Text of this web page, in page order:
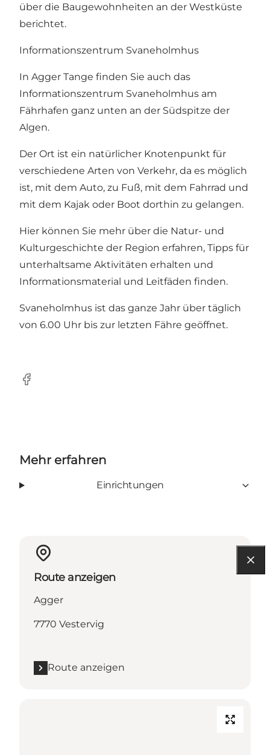
über die Baugewohnheiten an der Westküste
berichtet.
Informationszentrum Svaneholmhus
In Agger Tange finden Sie auch das
Informationszentrum Svaneholmhus am
Fährhafen ganz unten an der Südspitze der
Algen.
Der Ort ist ein natürlicher Knotenpunkt für
verschiedene Arten von Verkehr, da es möglich
ist, mit dem Auto, zu Fuß, mit dem Fahrrad und
mit dem Kajak oder Boot dorthin zu gelangen.
Hier können Sie mehr über die Natur- und
Kulturgeschichte der Region erfahren, Tipps für
unterhaltsame Aktivitäten erhalten und
Informationsmaterial und Leitfäden finden.
Svaneholmhus ist das ganze Jahr über täglich
von 6.00 Uhr bis zur letzten Fähre geöffnet.
Facebook
Mehr erfahren
Einrichtungen
Route anzeigen
Agger
7770 Vestervig
Route anzeigen